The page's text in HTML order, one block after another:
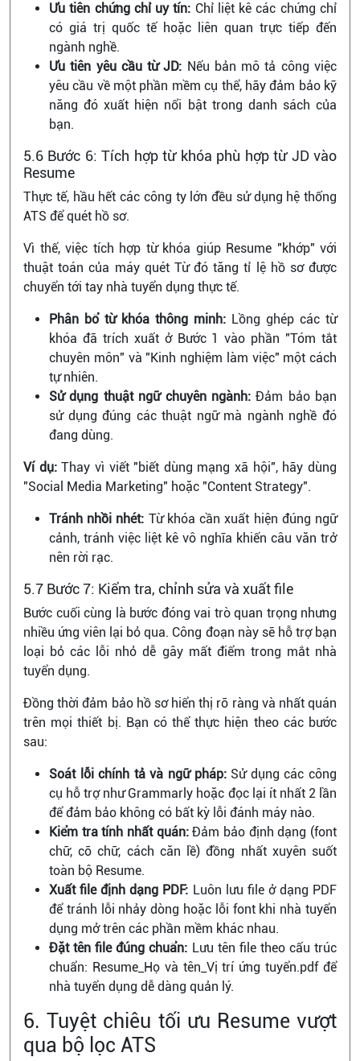
Ưu tiên chứng chỉ uy tín: Chỉ liệt kê các chứng chỉ
có giá trị quốc tế hoặc liên quan trực tiếp đến
ngành nghề.
Ưu tiên yêu cầu từ JD: Nếu bản mô tả công việc
yêu cầu về một phần mềm cụ thể, hãy đảm bảo kỹ
năng đó xuất hiện nổi bật trong danh sách của
bạn.
5.6 Bước 6: Tích hợp từ khóa phù hợp từ JD vào
Resume
Thực tế, hầu hết các công ty lớn đều sử dụng hệ thống
ATS để quét hồ sơ.
Vì thế, việc tích hợp từ khóa giúp Resume "khớp" với
thuật toán của máy quét Từ đó tăng tỉ lệ hồ sơ được
chuyển tới tay nhà tuyển dụng thực tế.
Phân bổ từ khóa thông minh: Lồng ghép các từ
khóa đã trích xuất ở Bước 1 vào phần "Tóm tắt
chuyên môn" và "Kinh nghiệm làm việc" một cách
tự nhiên.
Sử dụng thuật ngữ chuyên ngành:Đảm bảo bạn
sử dụng đúng các thuật ngữ mà ngành nghề đó
đang dùng.
Ví dụ:Thay vì viết "biết dùng mạng xã hội", hãy dùng
"Social Media Marketing" hoặc "Content Strategy".
Tránh nhồi nhét: Từ khóa cần xuất hiện đúng ngữ
cảnh, tránh việc liệt kê vô nghĩa khiến câu văn trở
nên rời rạc.
5.7 Bước 7: Kiểm tra, chỉnh sửa và xuất file
Bước cuối cùng là bước đóng vai trò quan trọng nhưng
nhiều ứng viên lại bỏ qua. Công đoạn này sẽ hỗ trợ bạn
loại bỏ các lỗi nhỏ dễ gây mất điểm trong mắt nhà
tuyển dụng.
Đồng thời đảm bảo hồ sơ hiển thị rõ ràng và nhất quán
trên mọi thiết bị. Bạn có thể thực hiện theo các bước
sau:
Soát lỗi chính tả và ngữ pháp:Sử dụng các công
cụ hỗ trợ như Grammarly hoặc đọc lại ít nhất 2 lần
để đảm bảo không có bất kỳ lỗi đánh máy nào.
Kiểm tra tính nhất quán:Đảm bảo định dạng (font
chữ, cỡ chữ, cách căn lề) đồng nhất xuyên suốt
toàn bộ Resume.
Xuất file định dạng PDF: Luôn lưu file ở dạng PDF
để tránh lỗi nhảy dòng hoặc lỗi font khi nhà tuyển
dụng mở trên các phần mềm khác nhau.
Đặt tên file đúng chuẩn: Lưu tên file theo cấu trúc
chuẩn: Resume_Họ và tên_Vị trí ứng tuyển.pdf để
nhà tuyển dụng dễ dàng quản lý.
6. Tuyệt chiêu tối ưu Resume vượt
qua bộ lọc ATS